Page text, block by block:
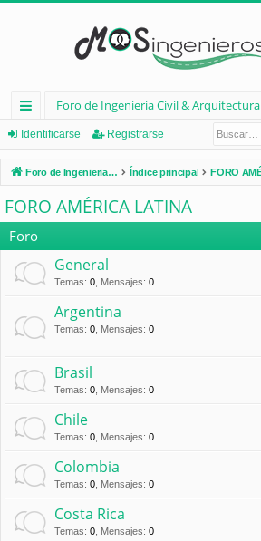
nl
ac
es
rá
pi
d
Foro de Ingenieria Civil & Arquitectura
Identificarse Registrarse
Foro de Ingenieria Civil & Arquitectura Índice principal
FORO AMÉRICA LATINA
Foro
General
Temas: 0 Mensajes: 0
Argentina
Temas: 0 Mensajes: 0
Brasil
Temas: 0 Mensajes: 0
Chile
Temas: 0 Mensajes: 0
Colombia
Temas: 0 Mensajes: 0
Costa Rica
Temas: 0 Mensajes: 0